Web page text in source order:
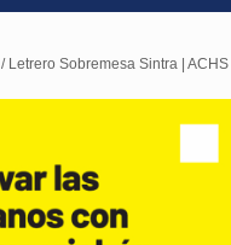
/ Letrero Sobremesa Sintra |